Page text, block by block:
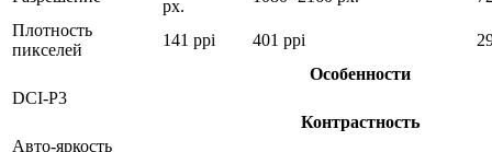
px.
Плотность
пикселей
141 ppi 401 ppi
Особенности
DCI-P3
Контрастность
Авто-яркость